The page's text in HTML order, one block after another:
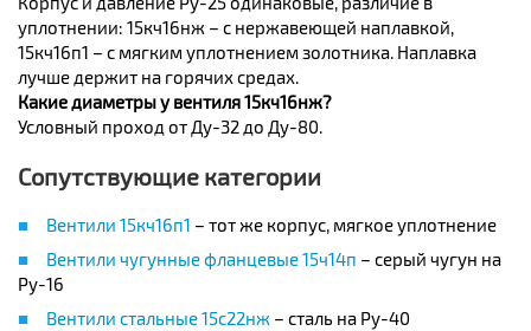
уплотнении: 15кч16нж – с нержавеющей наплавкой,
15кч16п1 – с мягким уплотнением золотника. Наплавка
лучше держит на горячих средах.
Какие диаметры у вентиля 15кч16нж?
Условный проход от Ду-32 до Ду-80.
Сопутствующие категории
Вентили 15кч16п1 – тот же корпус, мягкое уплотнение
Вентили чугунные фланцевые 15ч14п – серый чугун на
Ру-16
Вентили стальные 15с22нж – сталь на Ру-40